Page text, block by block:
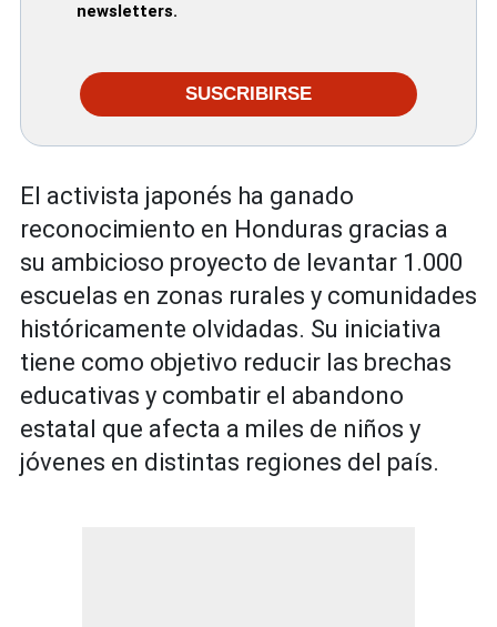
newsletters.
SUSCRIBIRSE
El activista japonés ha ganado
reconocimiento en Honduras gracias a
su ambicioso proyecto de levantar 1.000
escuelas en zonas rurales y comunidades
históricamente olvidadas. Su iniciativa
tiene como objetivo reducir las brechas
educativas y combatir el abandono
estatal que afecta a miles de niños y
jóvenes en distintas regiones del país.